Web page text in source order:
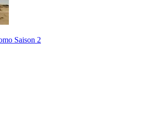
Saison 2